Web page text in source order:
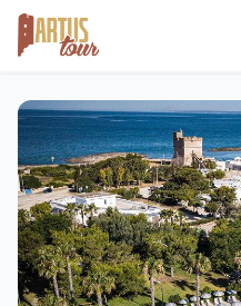
Home
Catalogo
Destinazioni